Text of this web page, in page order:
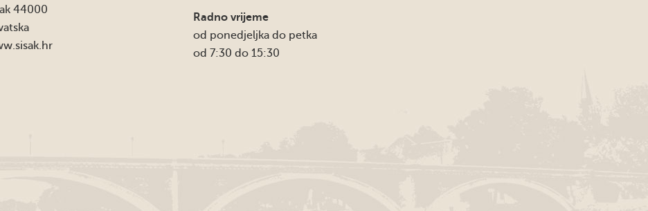
44000
Radno vrijeme
od ponedjeljka do petka
od 7:30 do 15:30